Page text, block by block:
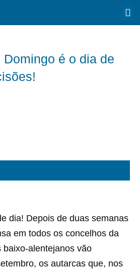
é o dia de
dia! Depois de duas semanas
em todos os concelhos da
baixo-alentejanos vão
os autarcas que, nos